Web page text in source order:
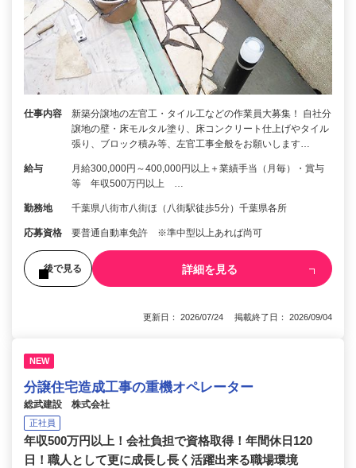
仕事内容
新築分譲地の左官工・タイル工などの作業員大募集！ 自社分
譲地の壁・床モルタル塗り、床コンクリート仕上げやタイル
張り、ブロック積み等、左官工事全般をお願いします…
給与
月給300,000円～400,000円以上＋業績手当（月毎）・賞与
等 年収500万円以上 …
勤務地 千葉県八街市八街ほ（八街駅徒歩5分）千葉県各所
応募資格 要普通自動車免許 ※準中型以上あれば尚可
後で見る 詳細を見る
更新日： 2026/07/24 掲載終了日： 2026/09/04
NEW
分譲住宅造成工事の重機オペレーター
総武建設 株式会社
正社員
年収500万円以上！会社負担で資格取得！年間休日120
日！職人として更に成長し長く活躍出来る職場環境